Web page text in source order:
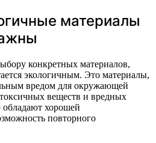
материалы
конкретных материалов,
экологичным. Это материалы,
вредом для окружающей
веществ и вредных
обладают хорошей
повторного